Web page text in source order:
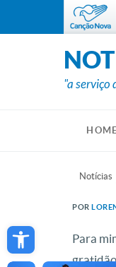
Open toolbar
"a serviço
HOME
Notícias
POR
Para